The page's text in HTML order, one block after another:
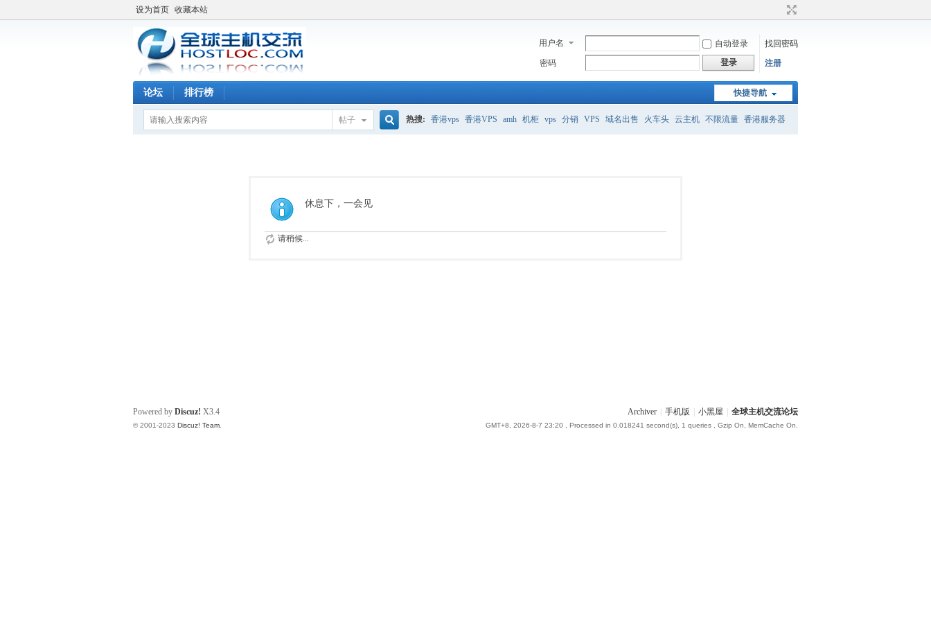
设为首页 收藏本站
用户名 自动登录
找回密码
密码
登录 注册
快捷导航
论坛 排行榜
帖子 热搜: 香港vps 香港VPS amh 机柜 vps 分销 VPS 域名出售 火车头 云主机 不限流量 香港服务器
休息下，一会见
请稍候...
Archiver 手机版 小黑屋 全球主机交流论坛
GMT+8, 2026-8-7 23:20 , Processed in 0.018241 second(s), 1 queries , Gzip On, MemCache On.
Powered by Discuz! X3.4
© 2001-2023 Discuz! Team